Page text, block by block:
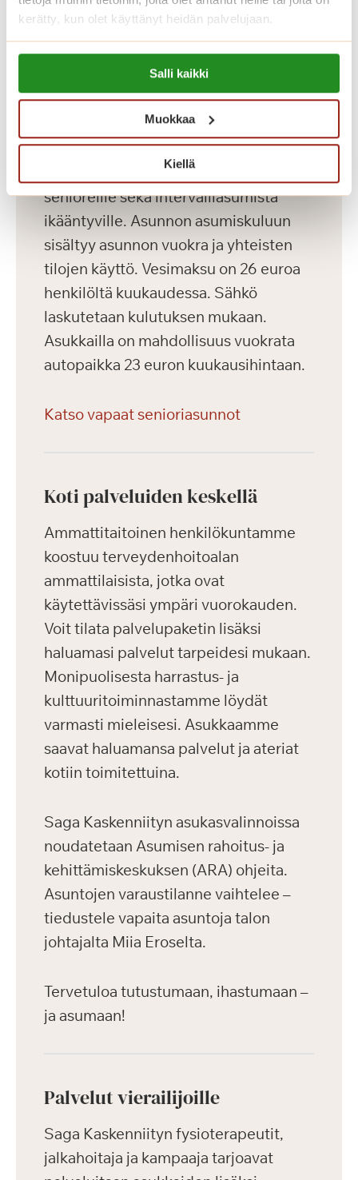
kerätty, kun olet käyttänyt heidän palvelujaan.
Lue lisää evästeistä:
https://sagacare.fi/evasteet/
Salli kaikki
Muokkaa
Kiellä
saunaosasto sisä- ja ulkoaltaineen.
Saga-palvelutalon asunnoissa asut
turvallisesti ja saat apua aina, kun sitä
tarvitset.
Saga Kaskenniitty tarjoaa viihtyisää ja
laadukasta vuokra-asumista aktiivisille
senioreille sekä intervalliasumista
ikääntyville. Asunnon asumiskuluun
sisältyy asunnon vuokra ja yhteisten
tilojen käyttö. Vesimaksu on 26 euroa
henkilöltä kuukaudessa. Sähkö
laskutetaan kulutuksen mukaan.
Asukkailla on mahdollisuus vuokrata
autopaikka 23 euron kuukausihintaan.
Katso vapaat senioriasunnot
Koti palveluiden keskellä
Ammattitaitoinen henkilökuntamme
koostuu terveydenhoitoalan
ammattilaisista, jotka ovat
käytettävissäsi ympäri vuorokauden.
Voit tilata palvelupaketin lisäksi
haluamasi palvelut tarpeidesi mukaan.
Monipuolisesta harrastus- ja
kulttuuritoiminnastamme löydät
varmasti mieleisesi. Asukkaamme
saavat haluamansa palvelut ja ateriat
kotiin toimitettuina.
Saga Kaskenniityn asukasvalinnoissa
noudatetaan Asumisen rahoitus- ja
kehittämiskeskuksen (ARA) ohjeita.
Asuntojen varaustilanne vaihtelee –
tiedustele vapaita asuntoja talon
johtajalta Miia Eroselta.
Tervetuloa tutustumaan, ihastumaan –
ja asumaan!
Palvelut vierailijoille
Saga Kaskenniityn fysioterapeutit,
jalkahoitaja ja kampaaja tarjoavat